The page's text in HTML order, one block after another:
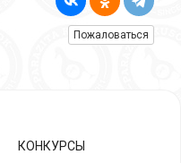
Пожаловаться
КОНКУРСЫ